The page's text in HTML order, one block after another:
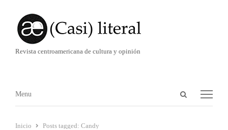
Revista centroamericana de cultura y opinión
Abrir
Menú
Menu
Inicio Posts tagged: Candy